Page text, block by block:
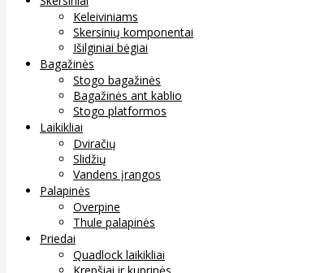
Keleiviniams
Skersinių komponentai
Išilginiai bėgiai
Bagažinės
Stogo bagažinės
Bagažinės ant kablio
Stogo platformos
Laikikliai
Dviračių
Slidžių
Vandens įrangos
Palapinės
Overpine
Thule palapinės
Priedai
Quadlock laikikliai
Krepšiai ir kuprinės